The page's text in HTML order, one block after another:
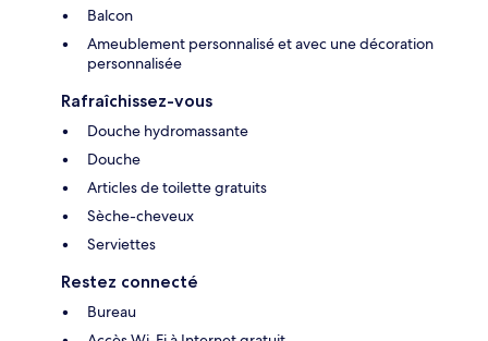
Balcon
Ameublement personnalisé et avec une décoration
personnalisée
Rafraîchissez-vous
Douche hydromassante
Douche
Articles de toilette gratuits
Sèche-cheveux
Serviettes
Restez connecté
Bureau